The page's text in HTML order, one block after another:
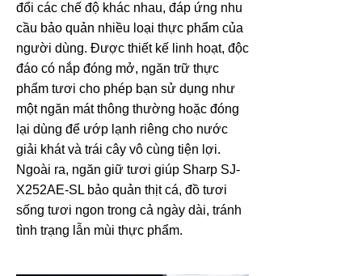
đổi các chế độ khác nhau, đáp ứng nhu
cầu bảo quản nhiều loại thực phẩm của
người dùng. Được thiết kế linh hoạt, độc
đáo có nắp đóng mở, ngăn trữ thực
phẩm tươi cho phép bạn sử dụng như
một ngăn mát thông thường hoặc đóng
lại dùng để ướp lạnh riêng cho nước
giải khát và trái cây vô cùng tiện lợi.
Ngoài ra, ngăn giữ tươi giúp Sharp SJ-
X252AE-SL bảo quản thịt cá, đồ tươi
sống tươi ngon trong cả ngày dài, tránh
tình trạng lẫn mùi thực phẩm.